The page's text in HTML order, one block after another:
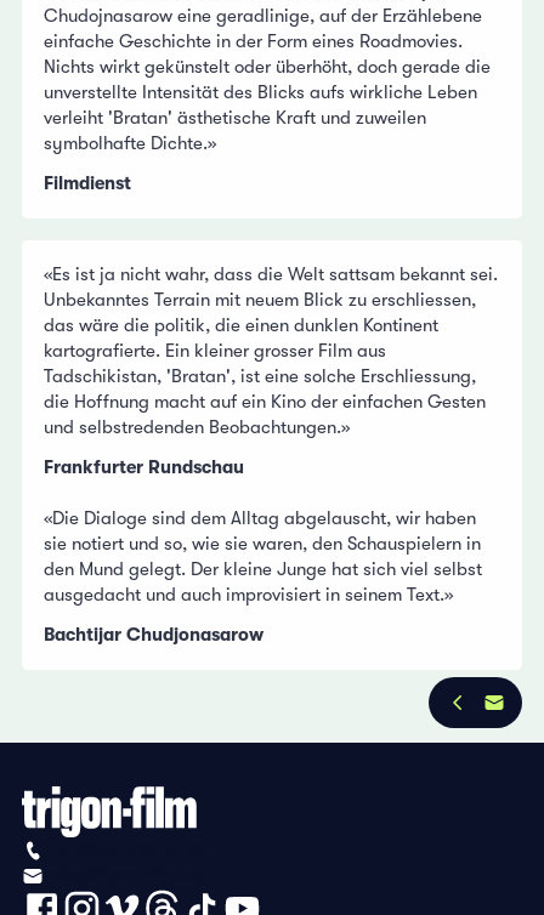
Chudojnasarow eine geradlinige, auf der Erzählebene
einfache Geschichte in der Form eines Roadmovies.
Nichts wirkt gekünstelt oder überhöht, doch gerade die
unverstellte Intensität des Blicks aufs wirkliche Leben
verleiht 'Bratan' ästhetische Kraft und zuweilen
symbolhafte Dichte.»
Filmdienst
«Es ist ja nicht wahr, dass die Welt sattsam bekannt sei.
Unbekanntes Terrain mit neuem Blick zu erschliessen,
das wäre die politik, die einen dunklen Kontinent
kartografierte. Ein kleiner grosser Film aus
Tadschikistan, 'Bratan', ist eine solche Erschliessung,
die Hoffnung macht auf ein Kino der einfachen Gesten
und selbstredenden Beobachtungen.»
Frankfurter Rundschau
«Die Dialoge sind dem Alltag abgelauscht, wir haben
sie notiert und so, wie sie waren, den Schauspielern in
den Mund gelegt. Der kleine Junge hat sich viel selbst
ausgedacht und auch improvisiert in seinem Text.»
Bachtijar Chudjonasarow